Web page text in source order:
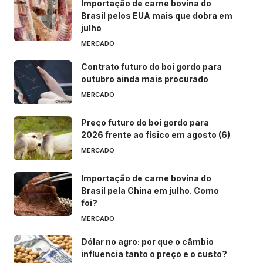
Importação de carne bovina do
Brasil pelos EUA mais que dobra em
julho
MERCADO
Contrato futuro do boi gordo para
outubro ainda mais procurado
MERCADO
Preço futuro do boi gordo para
2026 frente ao físico em agosto (6)
MERCADO
Importação de carne bovina do
Brasil pela China em julho. Como
foi?
MERCADO
Dólar no agro: por que o câmbio
influencia tanto o preço e o custo?